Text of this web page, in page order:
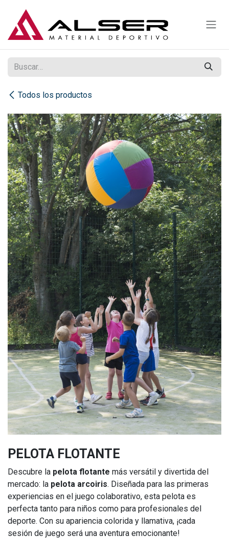
Todos los productos
PELOTA FLOTANTE
Descubre la pelota flotante más versátil y divertida del
mercado: la pelota arcoiris. Diseñada para las primeras
experiencias en el juego colaborativo, esta pelota es
perfecta tanto para niños como para profesionales del
deporte. Con su apariencia colorida y llamativa, ¡cada
sesión de juego será una aventura emocionante!